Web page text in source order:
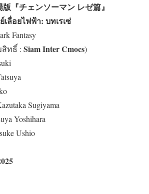
版『チェンソーマン レゼ篇』
เลื่อยไฟฟ้า: บทเรเซ่
Fantasy
สิทธิ์ : Siam Inter Cmocs)
Sugiyama
Yoshihara
Ushio